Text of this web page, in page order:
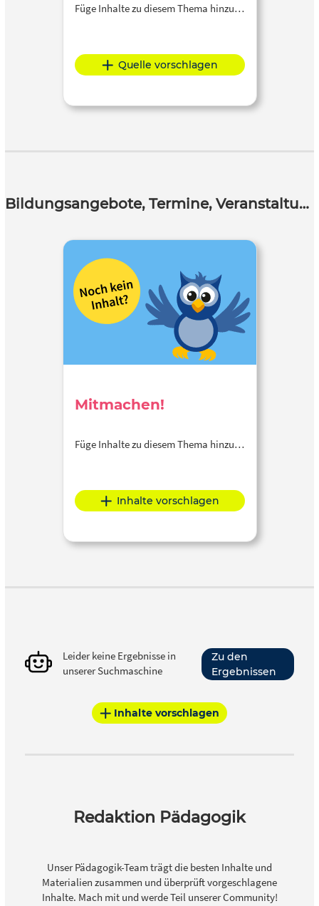
Füge Inhalte zu diesem Thema hinzu…
Quelle vorschlagen
Bildungsangebote, Termine, Veranstaltungen
Mitmachen!
Füge Inhalte zu diesem Thema hinzu…
Inhalte vorschlagen
Leider keine Ergebnisse in
unserer Suchmaschine
Zu den
Ergebnissen
Inhalte vorschlagen
Redaktion Pädagogik
Unser Pädagogik-Team trägt die besten Inhalte und
Materialien zusammen und überprüft vorgeschlagene
Inhalte. Mach mit und werde Teil unserer Community!